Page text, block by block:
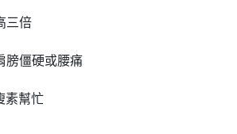
三倍
膀僵硬或腰痛
素幫忙